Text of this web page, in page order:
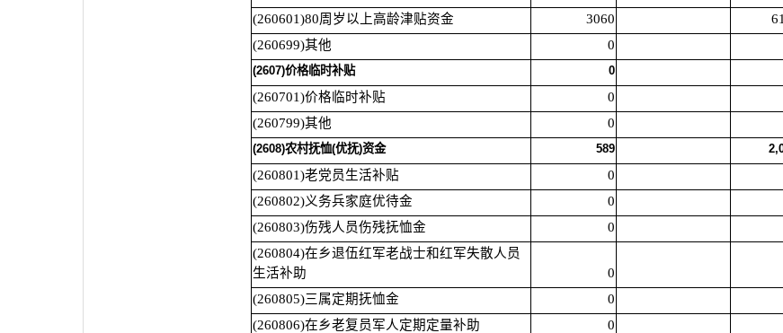
(260601)80周岁以上高龄津贴资金 3060
(260699)其他
0
(2607)价格临时补贴 0
(260701)价格临时补贴 0
(260799)其他
0
(2608)农村抚恤(优抚)资金 589
(260801)老党员生活补贴 0
(260802)义务兵家庭优待金
0
(260803)伤残人员伤残抚恤金
0
(260804)在乡退伍红军老战士和红军失散人员
生活补助
0
(260805)三属定期抚恤金
0
(260806)在乡老复员军人定期定量补助
0